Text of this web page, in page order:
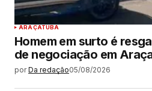
ARAÇATUBA
Homem em surto é
de negociação em
por Da redação05/08/2026